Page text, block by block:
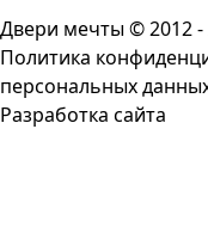
Двери мечты © 2012 -
Политика
персональных
Разработка сайта